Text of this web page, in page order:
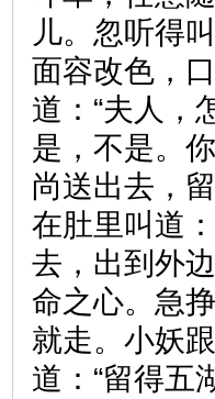
儿。忽听得
面容改色，
道：“夫人，
是，不是。
尚送出去，
在肚里叫道
去，出到外
命之心。急
就走。小妖
道：“留得五